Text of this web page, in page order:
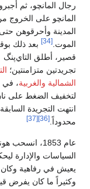
رجال المانچو، ثم
المانچو على الخروج
المدينة وأحرقوهن حتى
الموت. [34]
بعد ذلك
قصير، أطلق التاي‌پنگ
تجريدتين متزامنتين؛
الشمالية والغربية، في
لتخفيف الضغط على
انتهت التجريدة
محدوداً. [36]
[37]
عام 1853،
السياسات والإدارة
يعيش في رفاهية وكان
وكثيراً ما كان يفرض